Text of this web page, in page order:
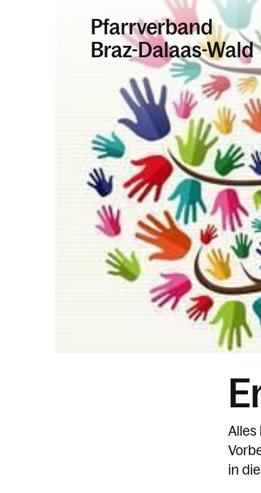
Pfarrverband
Braz-Dalaas-Wald
Alles
in